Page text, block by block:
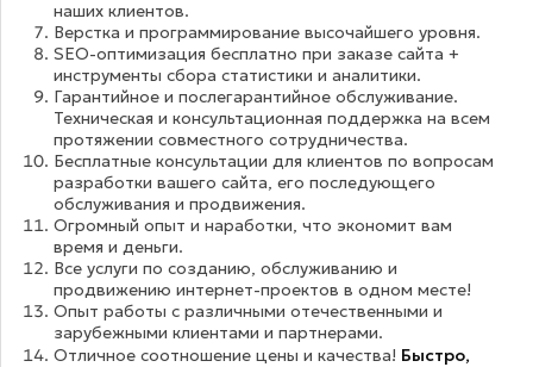
наших клиентов.
Верстка и программирование высочайшего уровня.
SEO-оптимизация бесплатно при заказе сайта +
инструменты сбора статистики и аналитики.
Гарантийное и послегарантийное обслуживание.
Техническая и консультационная поддержка на всем
протяжении совместного сотрудничества.
Бесплатные консультации для клиентов по вопросам
разработки вашего сайта, его последующего
обслуживания и продвижения.
Огромный опыт и наработки, что экономит вам
время и деньги.
Все услуги по созданию, обслуживанию и
продвижению интернет-проектов в одном месте!
Опыт работы с различными отечественными и
зарубежными клиентами и партнерами.
Отличное соотношение цены и качества! Быстро,